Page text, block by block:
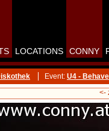
LOCATIONS CONNY
Event: U4 - Behave
<-